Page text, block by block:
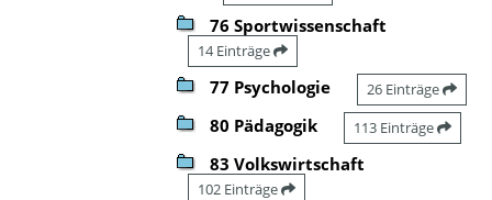
76 Sportwissenschaft
14 Einträge
77 Psychologie 26 Einträge
80 Pädagogik 113 Einträge
83 Volkswirtschaft
102 Einträge